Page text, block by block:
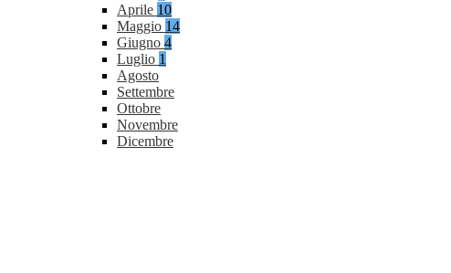
Aprile 10
Maggio 14
Giugno 4
Luglio 1
Agosto
Settembre
Ottobre
Novembre
Dicembre